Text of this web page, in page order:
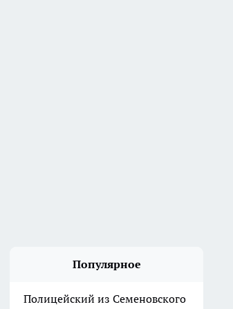
Популярное
Полицейский из Семеновского